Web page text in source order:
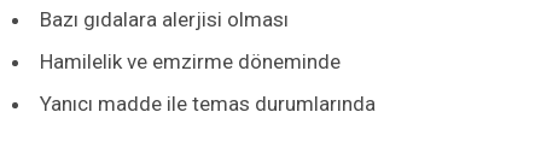
Bazı gıdalara alerjisi olması
Hamilelik ve emzirme döneminde
Yanıcı madde ile temas durumlarında